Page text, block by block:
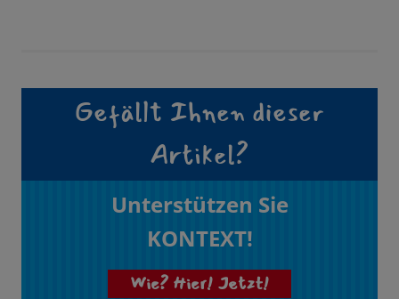
Gefällt Ihnen dieser
Artikel?
Unterstützen Sie
KONTEXT!
Wie? Hier! Jetzt!